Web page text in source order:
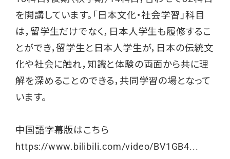
を開講しています。「日本文化・社会学習」科目
は，留学生だけでなく，日本人学生も履修するこ
とができ，留学生と日本人学生が，日本の伝統文
化や社会に触れ，知識と体験の両面から共に理
解を深めることのできる，共同学習の場となって
います。
中国語字幕版はこちら
https://www.bilibili.com/video/BV1GB4...